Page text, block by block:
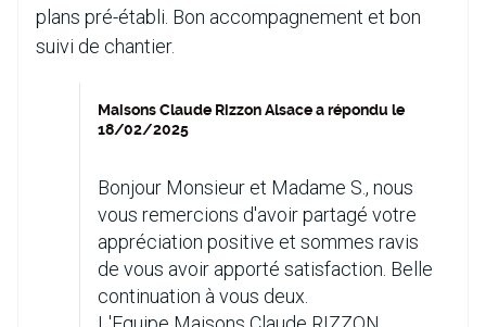
plans pré-établi. Bon accompagnement et bon
suivi de chantier.
Maisons Claude Rizzon Alsace a répondu le
18/02/2025
Bonjour Monsieur et Madame S., nous
vous remercions d'avoir partagé votre
appréciation positive et sommes ravis
de vous avoir apporté satisfaction. Belle
continuation à vous deux.